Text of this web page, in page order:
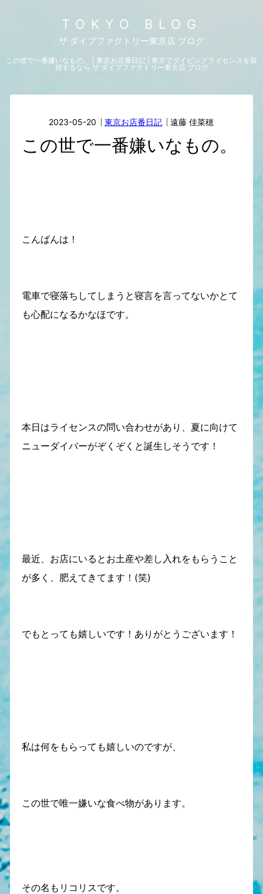
TOKYO BLOG
ザ ダイブファクトリー東京店 ブログ
この世で一番嫌いなもの。 | 東京お店番日記 | 東京でダイビングライセンスを取
得するなら ザ ダイブファクトリー東京店 ブログ
2023-05-20 東京お店番日記 遠藤 佳菜穂
この世で一番嫌いなもの。
こんばんは！
電車で寝落ちしてしまうと寝言を言ってないかとて
も心配になるかなほです。
本日はライセンスの問い合わせがあり、夏に向けて
ニューダイバーがぞくぞくと誕生しそうです！
最近、お店にいるとお土産や差し入れをもらうこと
が多く、肥えてきてます！(笑)
でもとっても嬉しいです！ありがとうございます！
私は何をもらっても嬉しいのですが、
この世で唯一嫌いな食べ物があります。
その名もリコリスです。